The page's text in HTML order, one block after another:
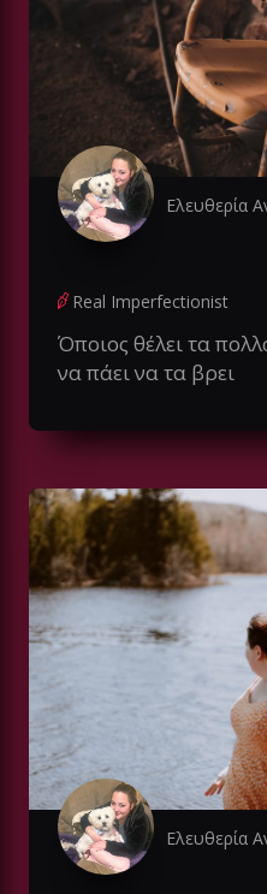
Ελευθερία
Real Imperfectionist
Όποιος θέλει τα
να πάει να τα βρει
Ελευθερία